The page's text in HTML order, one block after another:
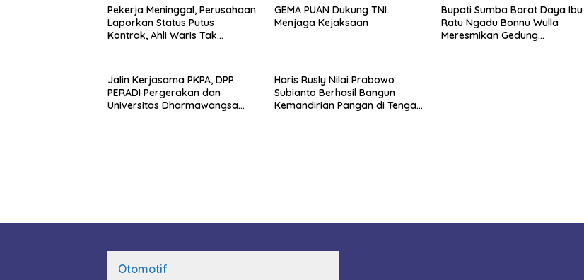
Pekerja Meninggal, Perusahaan
Laporkan Status Putus
Kontrak, Ahli Waris Tak
GEMA PUAN Dukung TNI
Menjaga Kejaksaan
Bupati Sumba Barat Daya Ibu
Ratu Ngadu Bonnu Wulla
Meresmikan Gedung
Jalin Kerjasama PKPA, DPP
PERADI Pergerakan dan
Universitas Dharmawangsa
Haris Rusly Nilai Prabowo
Subianto Berhasil Bangun
Kemandirian Pangan di Tengah
Otomotif